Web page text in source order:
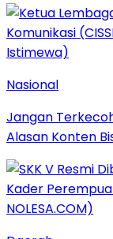
Nasional
Jangan
Alasan Konten